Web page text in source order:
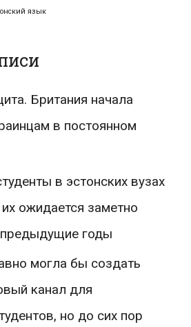
язык
Британия начала
в постоянном
в эстонских вузах
ожидается заметно
годы
могла бы создать
канал для
но до сих пор